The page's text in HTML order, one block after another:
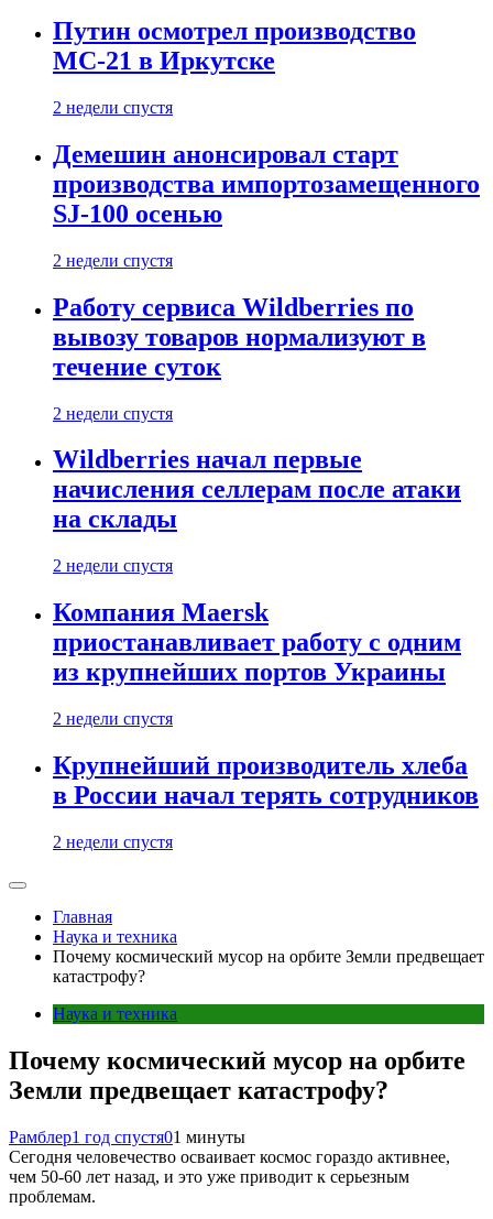
Путин осмотрел производство
МС-21 в Иркутске
2 недели спустя
Демешин анонсировал старт
производства импортозамещенного
SJ-100 осенью
2 недели спустя
Работу сервиса Wildberries по
вывозу товаров нормализуют в
течение суток
2 недели спустя
Wildberries начал первые
начисления селлерам после атаки
на склады
2 недели спустя
Компания Maersk
приостанавливает работу с одним
из крупнейших портов Украины
2 недели спустя
Крупнейший производитель хлеба
в России начал терять сотрудников
2 недели спустя
Главная
Наука и техника
Почему космический мусор на орбите Земли предвещает
катастрофу?
Наука и техника
Почему космический мусор на орбите
Земли предвещает катастрофу?
Рамблер1 год спустя01 минуты
Сегодня человечество осваивает космос гораздо активнее,
чем 50-60 лет назад, и это уже приводит к серьезным
проблемам.